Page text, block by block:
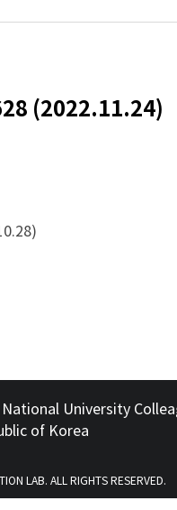
(2022.11.24)
University
of Korea
LAB. ALL RIGHTS RESERVED.